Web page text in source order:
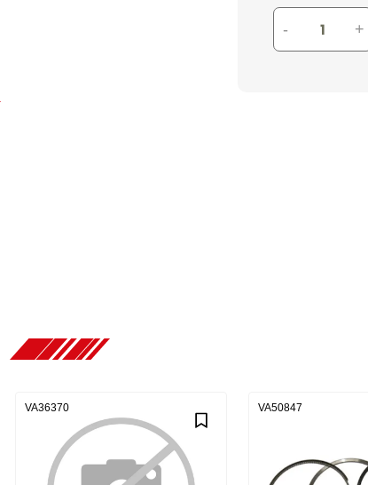
- +
VA36370 VA50847